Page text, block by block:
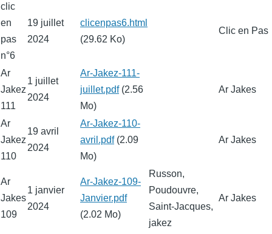
clic
en
pas
n°6
19 juillet
2024
Fichier
clicenpas6.html
(29.62 Ko)
Clic en Pas
Ar
Jakez
111
1 juillet
2024
Fichier
Ar-Jakez-111-
juillet.pdf (2.56
Mo)
Ar Jakes
Ar
Jakez
110
19 avril
2024
Fichier
Ar-Jakez-110-
avril.pdf (2.09
Mo)
Ar Jakes
Ar
Jakes
109
1 janvier
2024
Fichier
Ar-Jakez-109-
Janvier.pdf
(2.02 Mo)
Russon,
Poudouvre,
Saint-Jacques,
jakez
Ar Jakes